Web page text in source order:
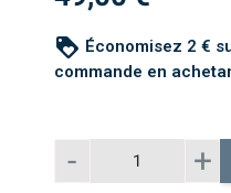
loyalty Économisez 2 €
commande en